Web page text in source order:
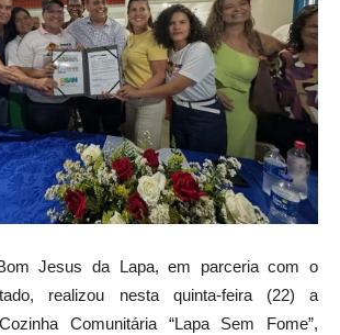
Jesus da Lapa, em parceria com o
realizou nesta quinta-feira (22) a
Comunitária “Lapa Sem Fome”,